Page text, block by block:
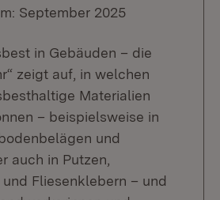
September 2025
in Gebäuden – die
zeigt auf, in welchen
Materialien
– beispielsweise in
und
auch in Putzen,
Fliesenklebern – und